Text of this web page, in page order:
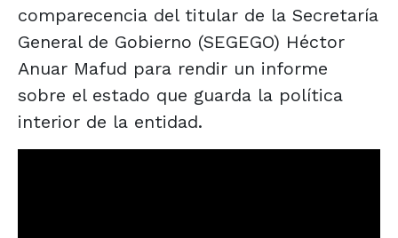
comparecencia del titular de la Secretaría
General de Gobierno (SEGEGO) Héctor
Anuar Mafud para rendir un informe
sobre el estado que guarda la política
interior de la entidad.